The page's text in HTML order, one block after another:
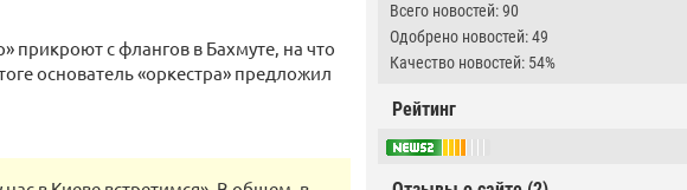
Всего новостей: 90
Одобрено новостей: 49
Качество новостей: 54%
Рейтинг
прикроют с флангов в Бахмуте, на что
основатель «оркестра» предложил